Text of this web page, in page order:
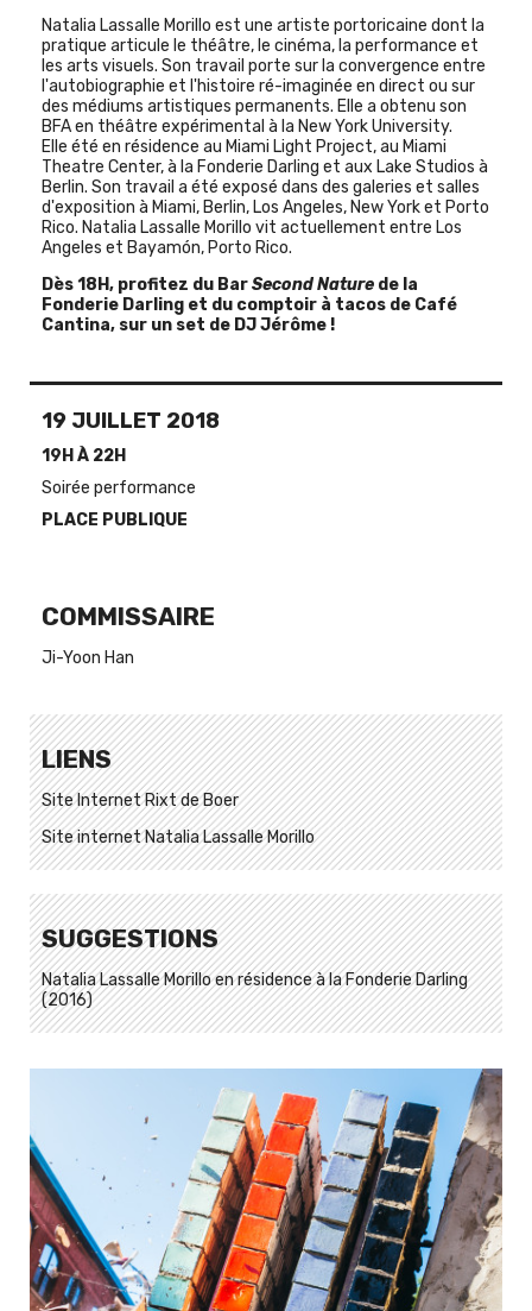
Natalia Lassalle ­Morillo est une artiste portoricaine dont la
pratique articule le théâtre, le cinéma, la performance et
les arts visuels. Son travail porte sur la convergence entre
l'autobiographie et l'histoire ré-imaginée en direct ou sur
des médiums artistiques permanents. Elle a obtenu son
BFA en théâtre expérimental à la New York University.
Elle été en résidence au Miami Light Project, au Miami
Theatre Center, à la Fonderie Darling et aux Lake Studios à
Berlin. Son travail a été exposé dans des galeries et salles
d'exposition à Miami, Berlin, Los Angeles, New York et Porto
Rico. Natalia Lassalle ­Morillo vit actuellement entre Los
Angeles et Bayamón, Porto Rico.
Dès 18H, profitez du BarSecond Nature de la
Fonderie Darling et du comptoir à tacos de Café
Cantina, sur un set de DJ Jérôme !
19 JUILLET 2018
19H À 22H
Soirée performance
PLACE PUBLIQUE
COMMISSAIRE
Ji-Yoon Han
LIENS
Site Internet Rixt de Boer
Site internet Natalia Lassalle Morillo
SUGGESTIONS
Natalia Lassalle Morillo en résidence à la Fonderie Darling
(2016)